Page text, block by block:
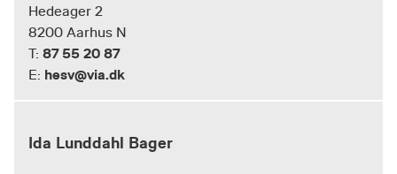
Hedeager 2
8200 Aarhus N
T: 87 55 20 87
E: hesv@via.dk
Ida Lunddahl Bager